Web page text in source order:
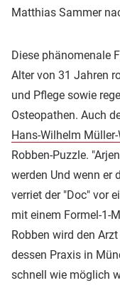
Matthias Sammer
Diese phänomenale
Alter von 31 Jahren
und Pflege sowie
Osteopathen. Auch
Hans-Wilhelm
Robben-Puzzle.
werden Und wenn er
verriet der "Doc" vor
mit einem Formel-1-
Robben wird den
dessen Praxis in
schnell wie möglich